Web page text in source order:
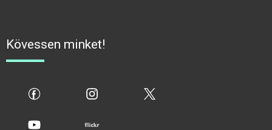
Kövessen minket!
flickr